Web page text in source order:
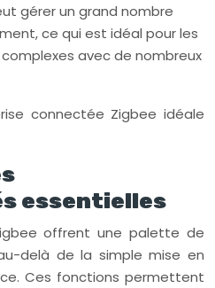
gérer un grand nombre
ce qui est idéal pour les
avec de nombreux
connectée Zigbee idéale
essentielles
offrent une palette de
delà de la simple mise en
Ces fonctions permettent